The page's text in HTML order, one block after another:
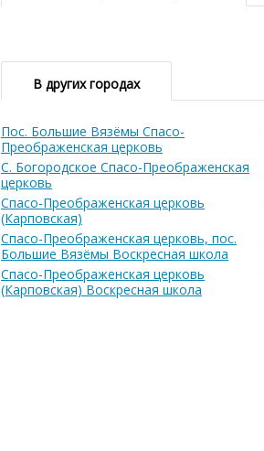
В других городах
Пос. Большие Вязёмы Спасо-
Преображенская церковь
С. Богородское Спасо-Преображенская
церковь
Спасо-Преображенская церковь
(Карповская)
Спасо-Преображенская церковь, пос.
Большие Вязёмы Воскресная школа
Спасо-Преображенская церковь
(Карповская) Воскресная школа